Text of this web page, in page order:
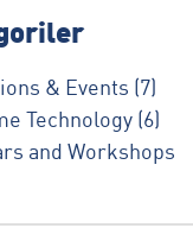
& Events (7)
Technology (6)
and Workshops